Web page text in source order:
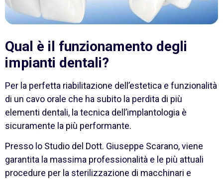
Qual è il funzionamento degli
impianti dentali?
Per la perfetta riabilitazione dell’estetica e funzionalità
di un cavo orale che ha subito la perdita di più
elementi dentali, la tecnica dell’implantologia è
sicuramente la più performante.
Presso lo Studio del Dott. Giuseppe Scarano, viene
garantita la massima professionalità e le più attuali
procedure per la sterilizzazione di macchinari e